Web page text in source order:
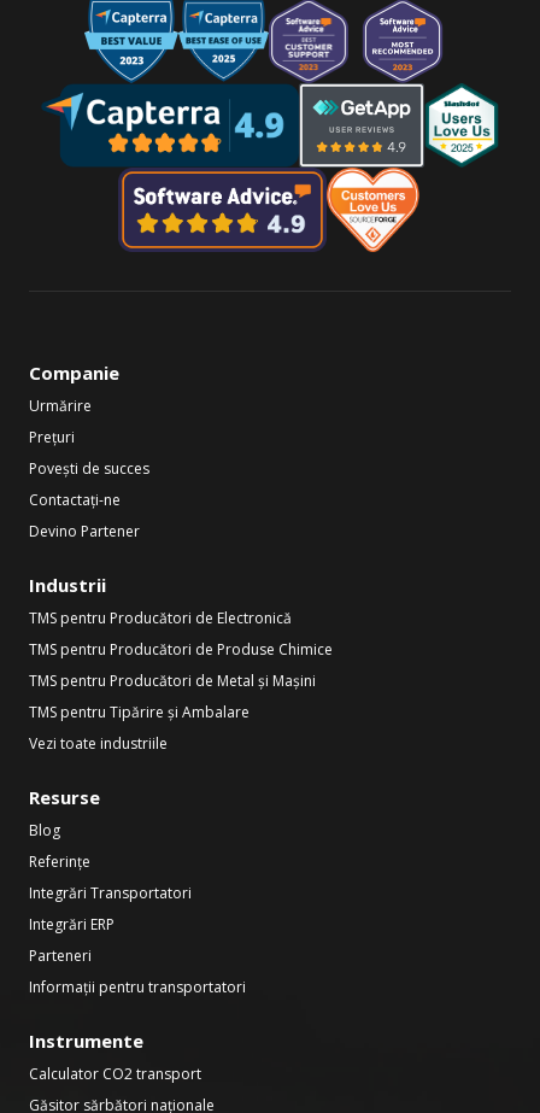
Companie
Urmărire
Prețuri
Povești de succes
Contactați-ne
Devino Partener
Industrii
TMS pentru Producători de Electronică
TMS pentru Producători de Produse Chimice
TMS pentru Producători de Metal și Mașini
TMS pentru Tipărire și Ambalare
Vezi toate industriile
Resurse
Blog
Referințe
Integrări Transportatori
Integrări ERP
Parteneri
Informații pentru transportatori
Instrumente
Calculator CO2 transport
Găsitor sărbători naționale